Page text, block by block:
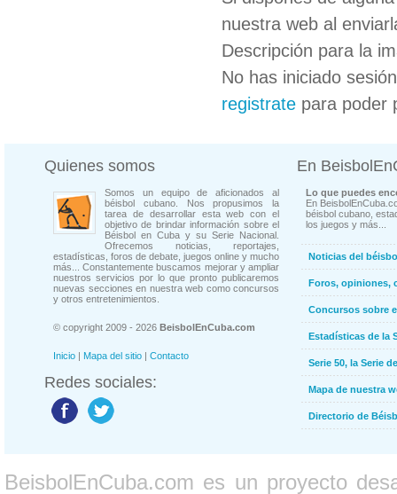
nuestra web al
Descripción para la
No has iniciado
registrate para poder
Quienes somos
Somos un equipo de aficionados al
béisbol cubano. Nos propusimos la
tarea de desarrollar esta web con el
objetivo de brindar información sobre el
Béisbol en Cuba y su Serie Nacional.
Ofrecemos noticias, reportajes,
estadísticas, foros de debate, juegos online y mucho
más... Constantemente buscamos mejorar y ampliar
nuestros servicios por lo que pronto publicaremos
nuevas secciones en nuestra web como concursos
y otros entretenimientos.
© copyright 2009 - 2026 BeisbolEnCuba.com
Inicio | Mapa del sitio | Contacto
Redes sociales:
En
Lo que puedes
En
béisbol cubano,
los juegos y más...
Noticias del
Foros, opiniones,
Concursos sobre
Estadísticas de la
Serie 50, la Serie
Mapa de nuestra
Directorio de
BeisbolEnCuba.com es un proyecto